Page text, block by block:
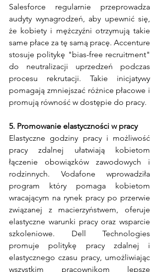
Salesforce regularnie przeprowadza
audyty wynagrodzeń, aby upewnić się,
że kobiety i mężczyźni otrzymują takie
same płace za tę samą pracę. Accenture
stosuje politykę "bias-free recruitment"
do neutralizacji uprzedzeń podczas
procesu rekrutacji. Takie inicjatywy
pomagają zmniejszać różnice płacowe i
promują równość w dostępie do pracy.
5. Promowanie elastyczności w pracy
Elastyczne godziny pracy i możliwość
pracy zdalnej ułatwiają kobietom
łączenie obowiązków zawodowych i
rodzinnych. Vodafone wprowadziła
program który pomaga kobietom
wracającym na rynek pracy po przerwie
związanej z macierzyństwem, oferuje
elastyczne warunki pracy oraz wsparcie
szkoleniowe. Dell Technologies
promuje politykę pracy zdalnej i
elastycznego czasu pracy, umożliwiając
wszystkim pracownikom lepsze